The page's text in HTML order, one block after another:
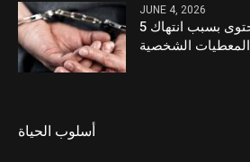
JUNE 4, 2026
5 سنوات سجنا لصانع محتوى بسبب انتهاك
المعطيات الشخصية
أسلوب الحياة